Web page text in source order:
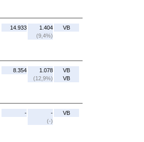
14.933
1.404
(9,4%)
VB
8.354
1.078
(12,9%)
VB
VB
-
-
(-)
VB